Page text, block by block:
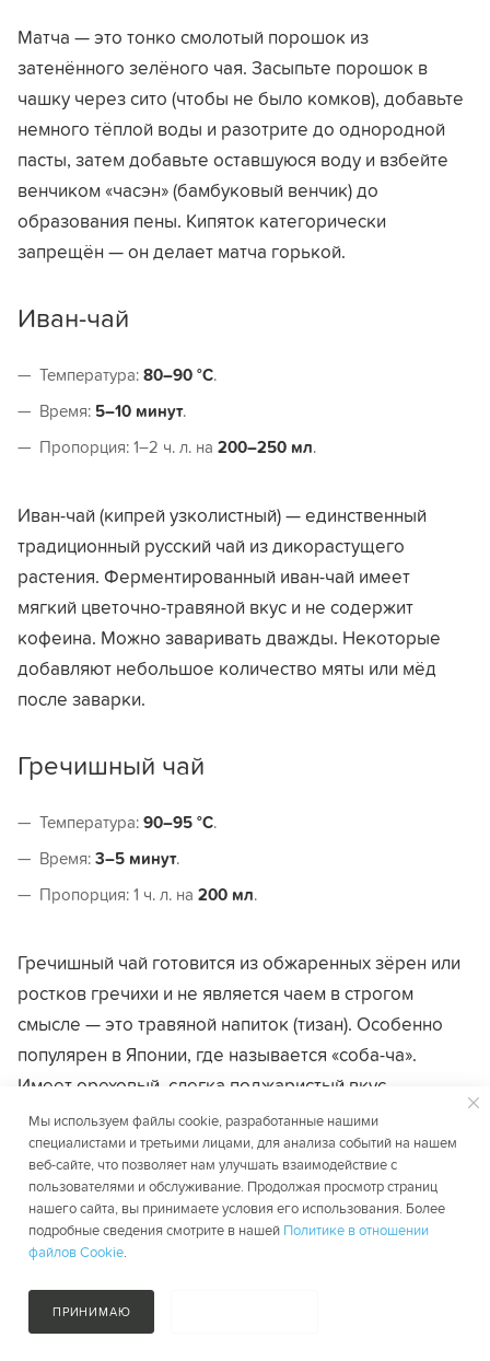
Матча — это тонко смолотый порошок из
затенённого зелёного чая. Засыпьте порошок в
чашку через сито (чтобы не было комков), добавьте
немного тёплой воды и разотрите до однородной
пасты, затем добавьте оставшуюся воду и взбейте
венчиком «часэн» (бамбуковый венчик) до
образования пены. Кипяток категорически
запрещён — он делает матча горькой.
Иван-чай
Температура: 80–90 °C.
Время: 5–10 минут.
Пропорция: 1–2 ч. л. на 200–250 мл.
Иван-чай (кипрей узколистный) — единственный
традиционный русский чай из дикорастущего
растения. Ферментированный иван-чай имеет
мягкий цветочно-травяной вкус и не содержит
кофеина. Можно заваривать дважды. Некоторые
добавляют небольшое количество мяты или мёд
после заварки.
Гречишный чай
Температура: 90–95 °C.
Время: 3–5 минут.
Пропорция: 1 ч. л. на 200 мл.
Гречишный чай готовится из обжаренных зёрен или
ростков гречихи и не является чаем в строгом
смысле — это травяной напиток (тизан). Особенно
популярен в Японии, где называется «соба-ча».
Имеет ореховый, слегка поджаристый вкус.
Гречишный чай в гранулах растворяется чуть
быстрее листового и даёт более однородный
Каркаде
Мы используем файлы cookie, разработанные нашими
специалистами и третьими лицами, для анализа событий на нашем
веб-сайте, что позволяет нам улучшать взаимодействие с
пользователями и обслуживание. Продолжая просмотр страниц
нашего сайта, вы принимаете условия его использования. Более
подробные сведения смотрите в нашей Политике в отношении
файлов Cookie.
ПРИНИМАЮ